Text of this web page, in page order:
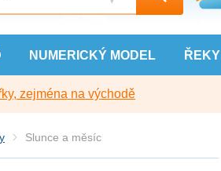
NUMERICKÝ MODEL ŘEKY
zejména na východě
Slunce a měsíc